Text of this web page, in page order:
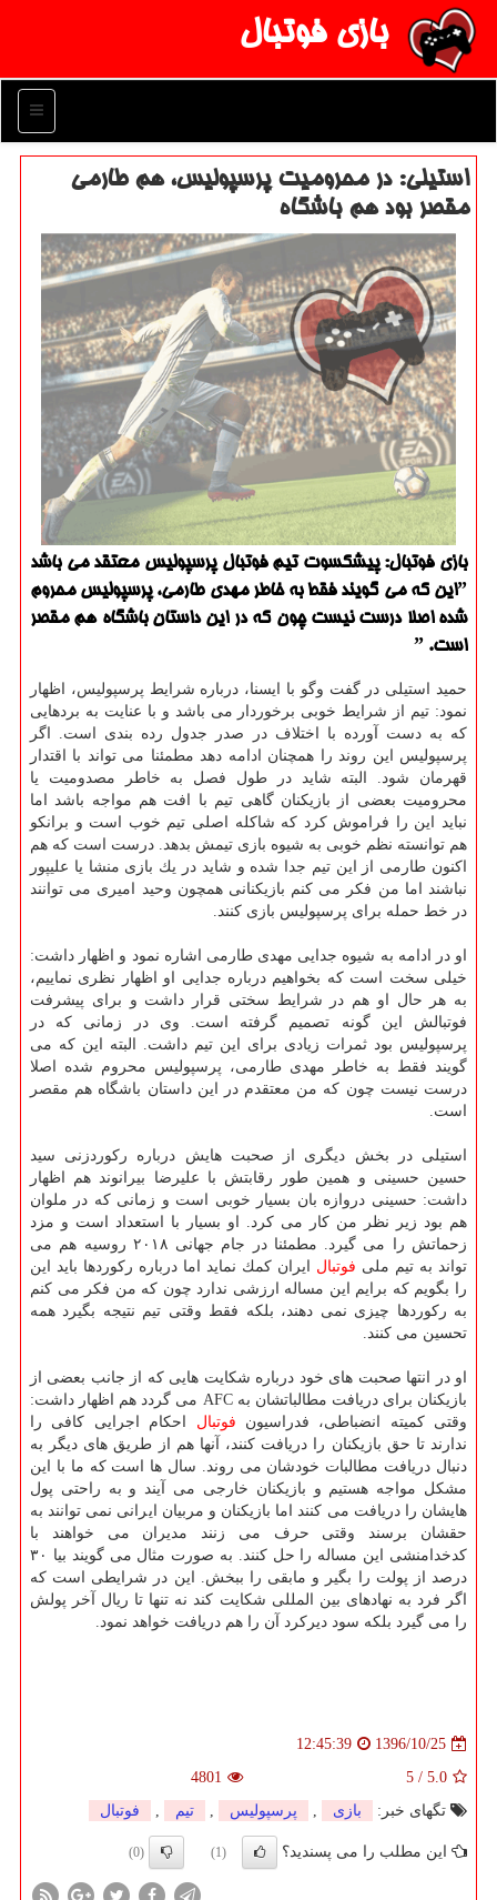
بازی فوتبال
منو
استیلی: در محرومیت پرسپولیس، هم طارمی
مقصر بود هم باشگاه
بازی فوتبال: پیشكسوت تیم فوتبال پرسپولیس معتقد می باشد
ˮاین كه می گویند فقط به خاطر مهدی طارمی، پرسپولیس محروم
شده اصلا درست نیست چون كه در این داستان باشگاه هم مقصر
است. ˮ
حمید استیلی در گفت وگو با ایسنا، درباره شرایط پرسپولیس، اظهار
نمود: تیم از شرایط خوبی برخوردار می باشد و با عنایت به بردهایی
كه به دست آورده با اختلاف در صدر جدول رده بندی است. اگر
پرسپولیس این روند را همچنان ادامه دهد مطمئنا می تواند با اقتدار
قهرمان شود. البته شاید در طول فصل به خاطر مصدومیت یا
محرومیت بعضی از بازیكنان گاهی تیم با افت هم مواجه باشد اما
نباید این را فراموش كرد كه شاكله اصلی تیم خوب است و برانكو
هم توانسته نظم خوبی به شیوه بازی تیمش بدهد. درست است كه هم
اكنون طارمی از این تیم جدا شده و شاید در یك بازی منشا یا علیپور
نباشند اما من فكر می كنم بازیكنانی همچون وحید امیری می توانند
در خط حمله برای پرسپولیس بازی كنند.
او در ادامه به شیوه جدایی مهدی طارمی اشاره نمود و اظهار داشت:
خیلی سخت است كه بخواهیم درباره جدایی او اظهار نظری نماییم،
به هر حال او هم در شرایط سختی قرار داشت و برای پیشرفت
فوتبالش این گونه تصمیم گرفته است. وی در زمانی كه در
پرسپولیس بود ثمرات زیادی برای این تیم داشت. البته این كه می
گویند فقط به خاطر مهدی طارمی، پرسپولیس محروم شده اصلا
درست نیست چون كه من معتقدم در این داستان باشگاه هم مقصر
است.
استیلی در بخش دیگری از صحبت هایش درباره ركوردزنی سید
حسین حسینی و همین طور رقابتش با علیرضا بیرانوند هم اظهار
داشت: حسینی دروازه بان بسیار خوبی است و زمانی كه در ملوان
هم بود زیر نظر من كار می كرد. او بسیار با استعداد است و مزد
زحماتش را می گیرد. مطمئنا در جام جهانی ۲۰۱۸ روسیه هم می
تواند به تیم ملی فوتبال ایران كمك نماید اما درباره ركوردها باید این
را بگویم كه برایم این مساله ارزشی ندارد چون كه من فكر می كنم
به ركوردها چیزی نمی دهند، بلكه فقط وقتی تیم نتیجه بگیرد همه
تحسین می كنند.
او در انتها صحبت های خود درباره شكایت هایی كه از جانب بعضی از
بازیكنان برای دریافت مطالباتشان به AFC می گردد هم اظهار داشت:
وقتی كمیته انضباطی، فدراسیون فوتبال احكام اجرایی كافی را
ندارند تا حق بازیكنان را دریافت كنند، آنها هم از طریق های دیگر به
دنبال دریافت مطالبات خودشان می روند. سال ها است كه ما با این
مشكل مواجه هستیم و بازیكنان خارجی می آیند و به راحتی پول
هایشان را دریافت می كنند اما بازیكنان و مربیان ایرانی نمی توانند به
حقشان برسند وقتی حرف می زنند مدیران می خواهند با
كدخدامنشی این مساله را حل كنند. به صورت مثال می گویند بیا ۳۰
درصد از پولت را بگیر و مابقی را ببخش. این در شرایطی است كه
اگر فرد به نهادهای بین المللی شكایت كند نه تنها تا ریال آخر پولش
را می گیرد بلكه سود دیركرد آن را هم دریافت خواهد نمود.
1396/10/25
12:45:39
5.0
/
5
4801
تگهای خبر:
بازی , پرسپولیس , تیم , فوتبال
این مطلب را می پسندید؟ (1)
(0)